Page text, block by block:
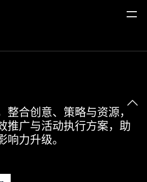
整合创意、策略与资源，
推广与活动执行方案，助
力升级。